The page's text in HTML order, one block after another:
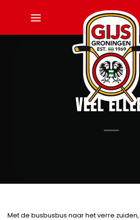
VEEL
Met de busbusbus naar het verre